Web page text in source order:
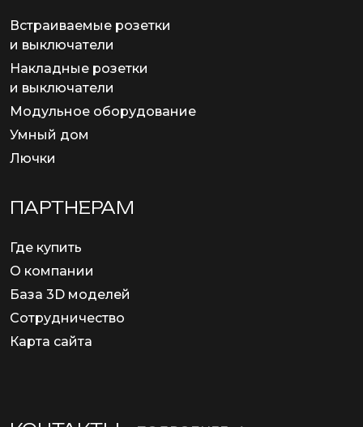
Встраиваемые розетки
и выключатели
Накладные розетки
и выключатели
Модульное оборудование
Умный дом
Лючки
ПАРТНЕРАМ
Где купить
О компании
База 3D моделей
Сотрудничество
Карта сайта